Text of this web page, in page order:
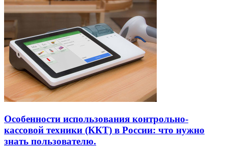
Особенности использования контрольно-
кассовой техники (ККТ) в России: что нужно
знать пользователю.